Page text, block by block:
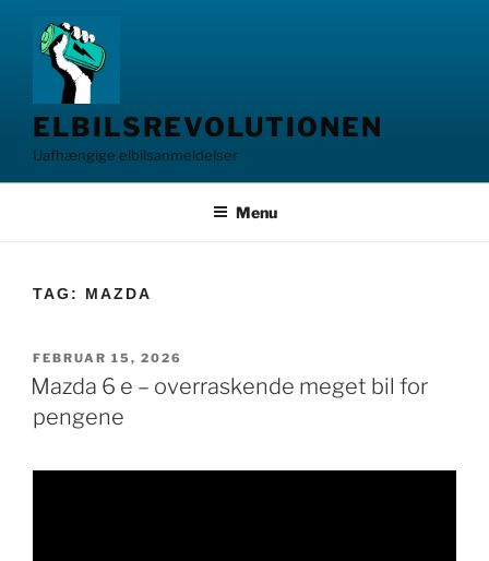
indhold
ELBILSREVOLUTIONEN
Uafhængige elbilsanmeldelser
Menu
TAG: MAZDA
UDGIVET
DEN
FEBRUAR 15, 2026
Mazda 6 e – overraskende meget bil for
pengene